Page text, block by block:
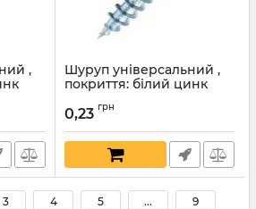
,
Шуруп універсальний ,
покриття: білий цинк
Артикул:
0,23 грн
3 4 5 ... 9